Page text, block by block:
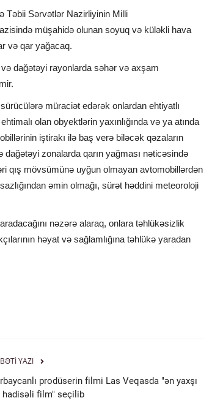
Təbii Sərvətlər Nazirliyinin Milli
müşahidə olunan soyuq və küləkli hava
və qar yağacaq.
dağətəyi rayonlarda səhər və axşam
müraciət edərək onlardan ehtiyatlı
olan obyektlərin yaxınlığında və ya atında
iştirakı ilə baş verə biləcək qəzaların
dağətəyi zonalarda qarın yağması nəticəsində
qış mövsümünə uyğun olmayan avtomobillərdən
əmin olmağı, sürət həddini meteoroloji
nəzərə alaraq, onlara təhlükəsizlik
həyat və sağlamlığına təhlükə yaradan
YAZI
prodüserin filmi Las Veqasda "ən yaxşı
hadisəli film" seçilib